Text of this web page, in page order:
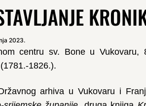
2023.
centru sv. Bone u
1826.).
arhiva u Vukovaru i